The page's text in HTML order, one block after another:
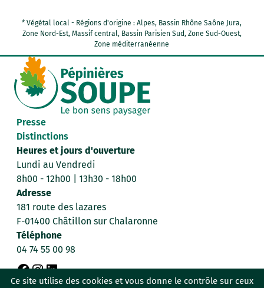
* Végétal local - Régions d'origine : Alpes, Bassin Rhône Saône Jura,
Zone Nord-Est, Massif central, Bassin Parisien Sud, Zone Sud-Ouest,
Zone méditerranéenne
Presse
Distinctions
Heures et jours d'ouverture
Lundi au Vendredi
8h00 - 12h00 | 13h30 - 18h00
Adresse
181 route des lazares
F-01400 Châtillon sur Chalaronne
Téléphone
04 74 55 00 98
F I L
Ce site utilise des cookies et vous donne le contrôle sur ceux